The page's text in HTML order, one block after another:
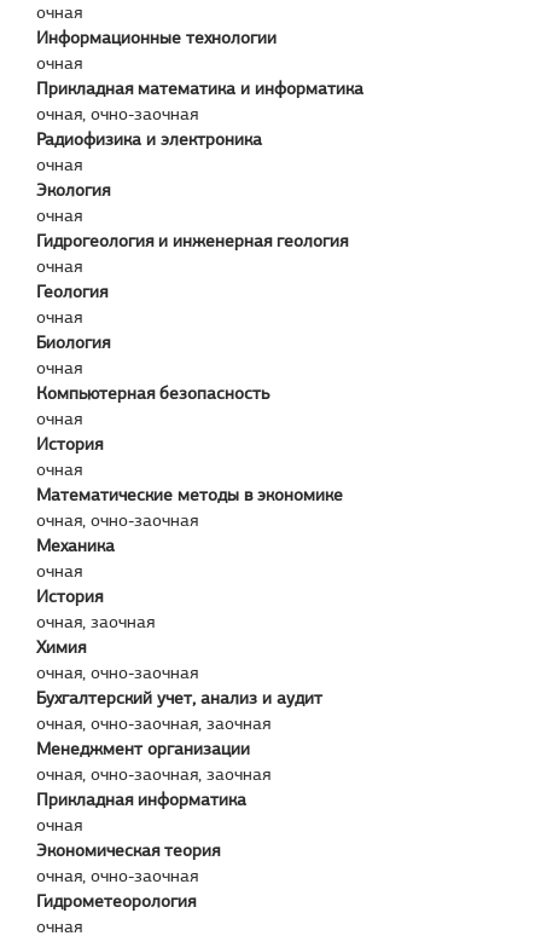
очная
Информационные технологии
очная
Прикладная математика и информатика
очная, очно-заочная
Радиофизика и электроника
очная
Экология
очная
Гидрогеология и инженерная геология
очная
Геология
очная
Биология
очная
Компьютерная безопасность
очная
История
очная
Математические методы в экономике
очная, очно-заочная
Механика
очная
История
очная, заочная
Химия
очная, очно-заочная
Бухгалтерский учет, анализ и аудит
очная, очно-заочная, заочная
Менеджмент организации
очная, очно-заочная, заочная
Прикладная информатика
очная
Экономическая теория
очная, очно-заочная
Гидрометеорология
очная